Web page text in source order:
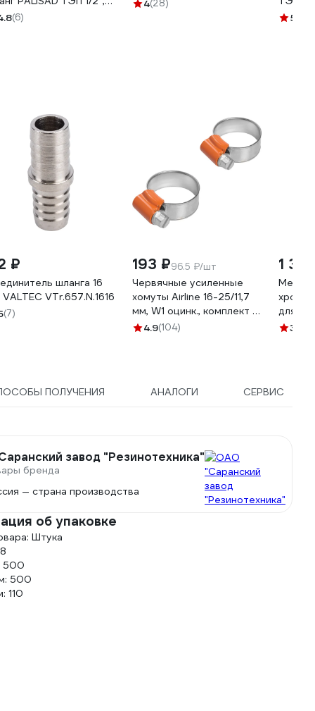
лазурный PALISAD
(6)
4(28)
5
₽
шланга 16
VTr.657.N.1616
(7)
193 ₽96.5 ₽/шт
Червячные усиленные
хомуты Airline 16-25/11,7
мм, W1 оцинк., комплект 2
шт. AHC-SK-08
4.9(104)
1
для
3.5
ПОЛУЧЕНИЯ АНАЛОГИ СЕРВИС
завод "Резинотехника"
бренда
— страна производства
об упаковке
Штука
500
500
110